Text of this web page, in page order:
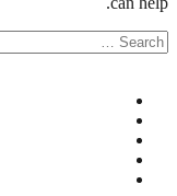
Search
for: